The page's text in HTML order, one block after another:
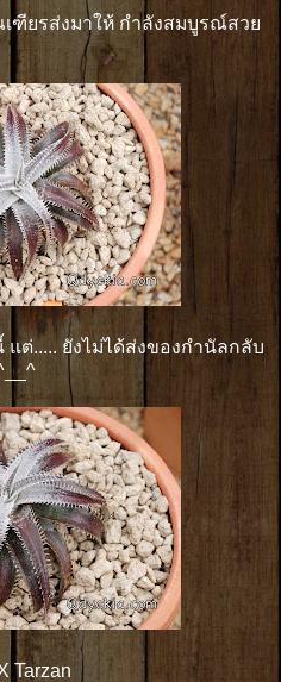
ฑียรส่งมาให้ กำลังสมบูรณ์สวย
ต่..... ยังไม่ได้ส่งของกำนัลกลับ
Tarzan